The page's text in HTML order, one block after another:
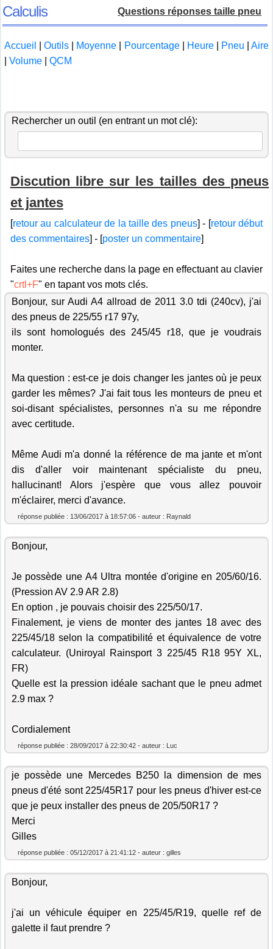
Calculis Questions réponses taille pneu
Accueil Outils Moyenne Pourcentage Heure Pneu
Aire
Volume QCM
Rechercher un outil (en entrant un mot clé):
Discution libre sur les tailles des pneus
et jantes
[retour au calculateur de la taille des pneus] - [retour début
des commentaires] - [poster un commentaire]
Faites une recherche dans la page en effectuant au clavier
"crtl+F" en tapant vos mots clés.
Bonjour, sur Audi A4 allroad de 2011 3.0 tdi (240cv), j'ai
des pneus de 225/55 r17 97y,
ils sont homologués des 245/45 r18, que je voudrais
monter.
Ma question : est-ce je dois changer les jantes où je peux
garder les mêmes? J'ai fait tous les monteurs de pneu et
soi-disant spécialistes, personnes n'a su me répondre
avec certitude.
Même Audi m'a donné la référence de ma jante et m'ont
dis d'aller voir maintenant spécialiste du pneu,
hallucinant! Alors j'espère que vous allez pouvoir
m'éclairer, merci d'avance.
réponse publiée : 13/06/2017 à 18:57:06 - auteur : Raynald
Bonjour,
Je possède une A4 Ultra montée d'origine en 205/60/16.
(Pression AV 2.9 AR 2.8)
En option , je pouvais choisir des 225/50/17.
Finalement, je viens de monter des jantes 18 avec des
225/45/18 selon la compatibilité et équivalence de votre
calculateur. (Uniroyal Rainsport 3 225/45 R18 95Y XL,
FR)
Quelle est la pression idéale sachant que le pneu admet
2.9 max ?
Cordialement
réponse publiée : 28/09/2017 à 22:30:42 - auteur : Luc
je possède une Mercedes B250 la dimension de mes
pneus d'été sont 225/45R17 pour les pneus d'hiver est-ce
que je peux installer des pneus de 205/50R17 ?
Merci
Gilles
réponse publiée : 05/12/2017 à 21:41:12 - auteur : gilles
Bonjour,
j'ai un véhicule équiper en 225/45/R19, quelle ref de
galette il faut prendre ?